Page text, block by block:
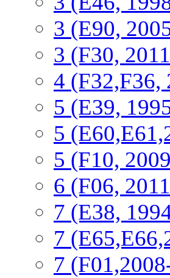
3 (E90,
3 (F30,
4 (F32,F36,
5 (E39,
5
5 (F10,
6 (F06,
7 (E38,
7
7